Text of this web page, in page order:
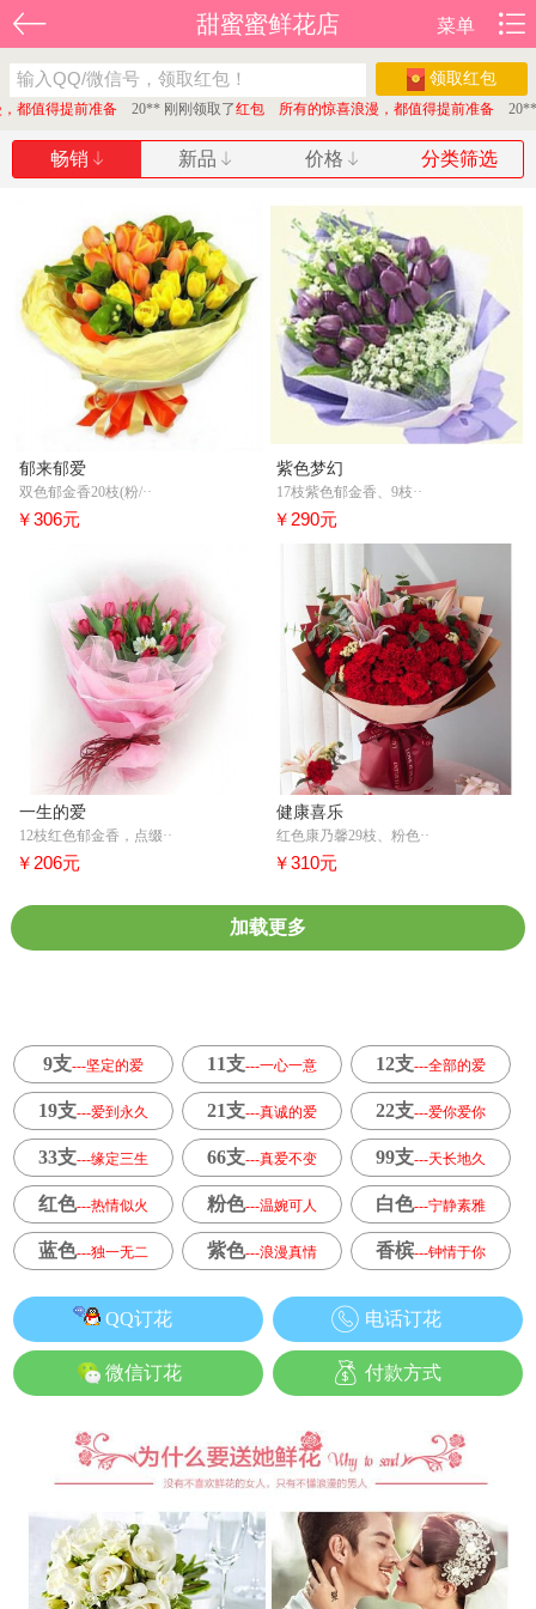
甜蜜蜜鲜花店 菜单
领取红包
都值得提前准备20** 刚刚领取了红包 所有的惊喜浪漫，都值得提前准备20**
畅销 新品 价格 分类筛选
郁来郁爱
双色郁金香20枝(粉/··
￥306元
紫色梦幻
17枝紫色郁金香、9枝··
￥290元
一生的爱
12枝红色郁金香，点缀··
￥206元
健康喜乐
红色康乃馨29枝、粉色··
￥310元
加载更多
9支---坚定的爱 11支---一心一意 12支---全部的爱
19支---爱到永久 21支---真诚的爱 22支---爱你爱你
33支---缘定三生 66支---真爱不变 99支---天长地久
红色---热情似火 粉色---温婉可人 白色---宁静素雅
蓝色---独一无二 紫色---浪漫真情 香槟---钟情于你
QQ订花 电话订花
微信订花 付款方式